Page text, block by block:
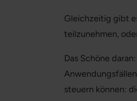
Gleichzeitig gibt
teilzunehmen,
Das Schöne daran:
steuern können: